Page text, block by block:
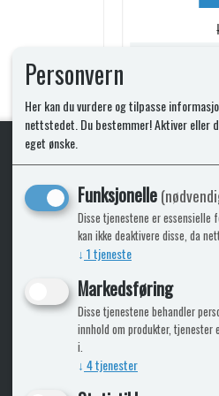
kr
KLikk
Bobilkjeden -
Caravan.no - når
Fritidsvarehuset.no -
Personvern
Her kan du vurdere og tilpasse
nettstedet. Du bestemmer! Aktiver eller
eget ønske.
Funksjonelle
Disse tjenestene er essensielle
kan ikke deaktivere disse, da
↓ 1tjeneste
Markedsføring
Disse tjenestene behandler
innhold om produkter,
i.
↓ 4tjenester